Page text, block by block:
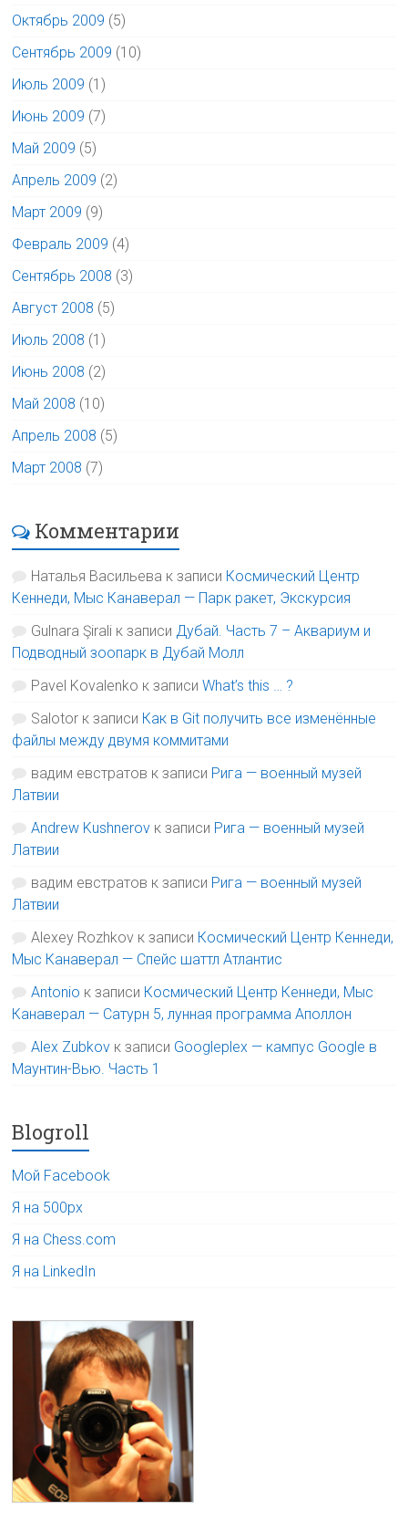
Октябрь 2009 (5)
Сентябрь 2009 (10)
Июль 2009 (1)
Июнь 2009 (7)
Май 2009 (5)
Апрель 2009 (2)
Март 2009 (9)
Февраль 2009 (4)
Сентябрь 2008 (3)
Август 2008 (5)
Июль 2008 (1)
Июнь 2008 (2)
Май 2008 (10)
Апрель 2008 (5)
Март 2008 (7)
Комментарии
Наталья Васильева к записи Космический Центр
Кеннеди, Мыс Канаверал — Парк ракет, Экскурсия
Gulnara Şirali к записи Дубай. Часть 7 – Аквариум и
Подводный зоопарк в Дубай Молл
Pavel Kovalenko к записиWhat’s this … ?
Salotor к записи Как в Git получить все изменённые
файлы между двумя коммитами
вадим евстратов к записи Рига — военный музей
Латвии
Andrew Kushnerov к записи Рига — военный музей
Латвии
вадим евстратов к записи Рига — военный музей
Латвии
Alexey Rozhkov к записи Космический Центр Кеннеди,
Мыс Канаверал — Спейс шаттл Атлантис
Antonio к записи Космический Центр Кеннеди, Мыс
Канаверал — Сатурн 5, лунная программа Аполлон
Alex Zubkov к записи Googleplex — кампус Google в
Маунтин-Вью. Часть 1
Blogroll
Мой Facebook
Я на 500px
Я на Chess.com
Я на LinkedIn